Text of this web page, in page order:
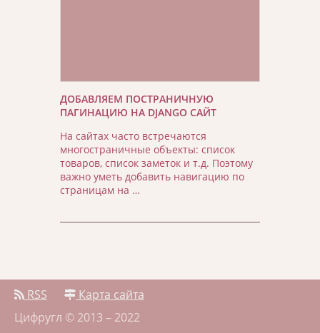
ДОБАВЛЯЕМ ПОСТРАНИЧНУЮ
ПАГИНАЦИЮ НА DJANGO САЙТ
На сайтах часто встречаются
многостраничные объекты: список
товаров, список заметок и т.д. Поэтому
важно уметь добавить навигацию по
страницам на …
RSS
Карта сайта
Цифругл © 2013 – 2022